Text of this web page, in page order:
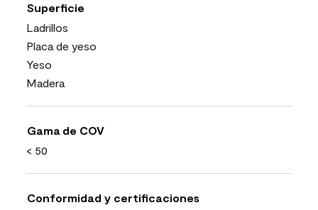
Superficie
Ladrillos
Placa de yeso
Yeso
Madera
Gama de COV
< 50
Conformidad y certificaciones